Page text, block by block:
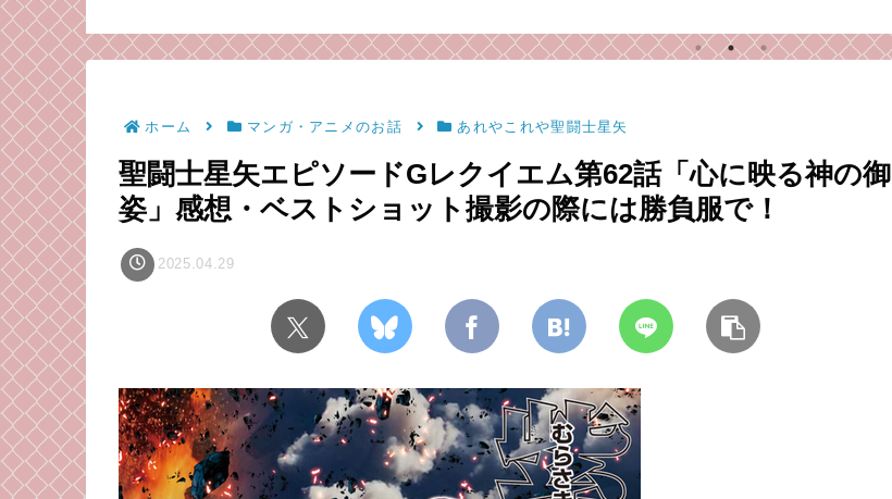
（毒成分強めのため注
意）
ホーム マンガ・アニメのお話 あれやこれや聖闘士星矢
聖闘士星矢エピソードGレクイエム第62話「心に映る神の御
姿」感想・ベストショット撮影の際には勝負服で！
2025.04.29